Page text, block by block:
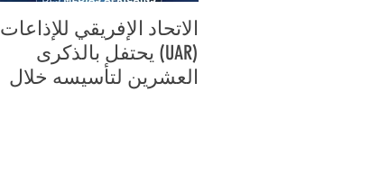
الاتحاد الإفريقي للإذاعات
(UAR) يحتفل بالذكرى
العشرين لتأسيسه خلال